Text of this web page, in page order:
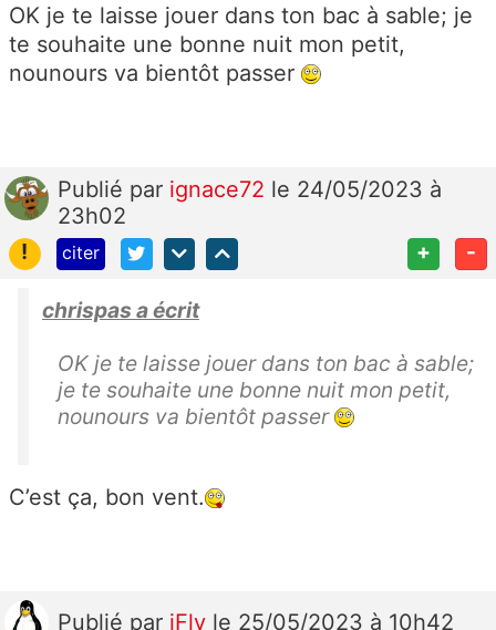
OK je te laisse jouer dans ton bac à sable; je
te souhaite une bonne nuit mon petit,
nounours va bientôt passer
Publié par ignace72 le 24/05/2023 à
23h02
!
citer + -
chrispas a écrit
OK je te laisse jouer dans ton bac à sable;
je te souhaite une bonne nuit mon petit,
nounours va bientôt passer
C’est ça, bon vent.
Publié par iFly le 25/05/2023 à 10h42